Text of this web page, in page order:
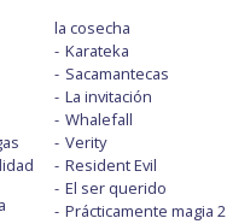
la cosecha
Karateka
Sacamantecas
La invitación
Whalefall
Verity
Resident Evil
El ser querido
Prácticamente magia 2